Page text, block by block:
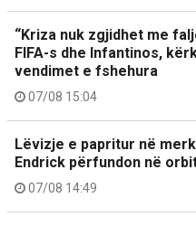
“Kriza nuk zgjidhet me
FIFA-s dhe Infantinos,
vendimet e fshehura
07/08 15:04
Lëvizje e papritur në
Endrick përfundon në
07/08 14:49